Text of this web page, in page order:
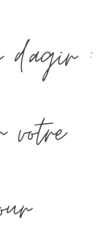
d'agir :